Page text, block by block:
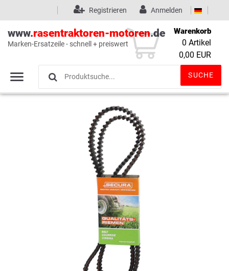
Wunschliste (0)
Anmelden
Registrieren
www.rasentraktoren-motoren.de
Marken-Ersatzeile - schnell + preiswert
SUCHE
Warenkorb
0 Artikel
0,00 EUR